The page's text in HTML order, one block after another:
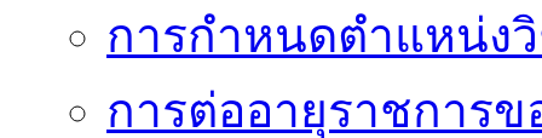
การกำหนดตำแหน่ง
การต่ออายุราชการ